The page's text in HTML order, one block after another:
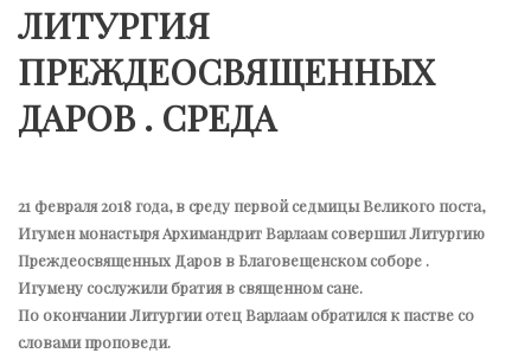
ЛИТУРГИЯ
ПРЕЖДЕОСВЯЩЕННЫХ
ДАРОВ . СРЕДА
21 февраля 2018 года, в среду первой седмицы Великого поста,
Игумен монастыря Архимандрит Варлаам совершил Литургию
Преждеосвященных Даров в Благовещенском соборе .
Игумену сослужили братия в священном сане.
По окончании Литургии отец Варлаам обратился к пастве со
словами проповеди.